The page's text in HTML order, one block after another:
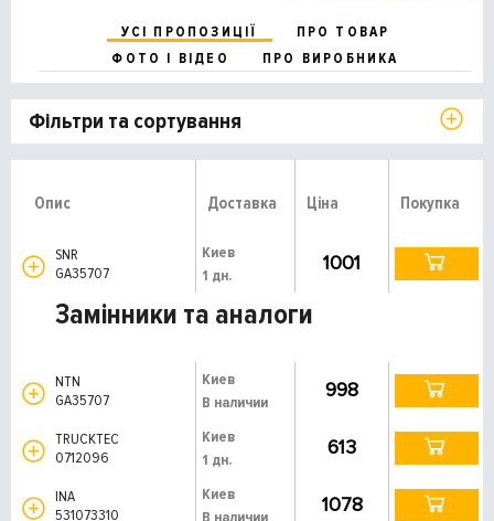
УСІ ПРОПОЗИЦІЇ
ПРО ТОВАР
ФОТО І ВІДЕО
ПРО ВИРОБНИКА
Фільтри та сортування
Опис Доставка Ціна Покупка
SNR
GA35707
Киев
1 дн.
1001
Замінники та аналоги
NTN
GA35707
Киев
В наличии
998
TRUCKTEC
0712096
Киев
1 дн.
613
INA
531073310
Киев
В наличии
1078